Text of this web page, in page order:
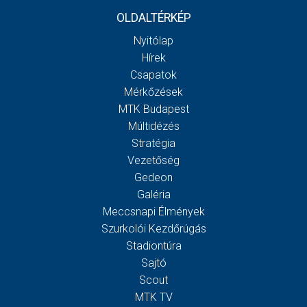
OLDALTÉRKÉP
Nyitólap
Hírek
Csapatok
Mérkőzések
MTK Budapest
Múltidézés
Stratégia
Vezetőség
Gedeon
Galéria
Meccsnapi Élmények
Szurkolói Kezdőrúgás
Stadiontúra
Sajtó
Scout
MTK TV